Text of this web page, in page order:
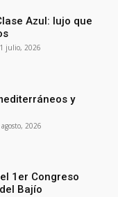
Azul: lujo que
julio, 2026
y
agosto, 2026
1er Congreso
Bajío